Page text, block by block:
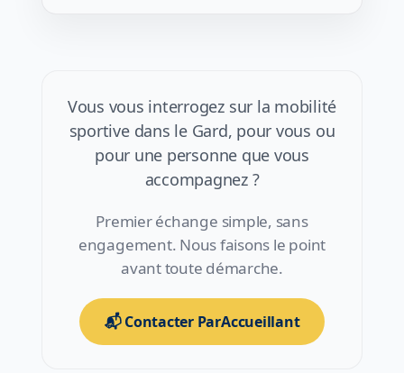
Vous vous interrogez sur la mobilité
sportive dans le Gard, pour vous ou
pour une personne que vous
accompagnez ?
Premier échange simple, sans
engagement. Nous faisons le point
avant toute démarche.
📬 Contacter ParAccueillant